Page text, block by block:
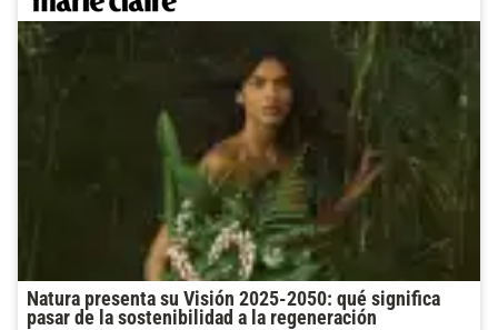
Natura presenta su Visión 2025-2050: qué significa
pasar de la sostenibilidad a la regeneración